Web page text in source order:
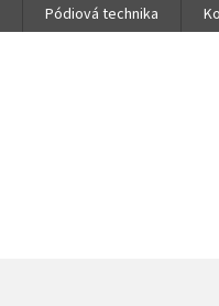
Pódiová technika